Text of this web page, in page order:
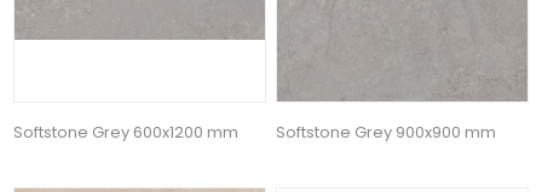
Softstone Grey 600x1200 mm Softstone Grey 900x900 mm